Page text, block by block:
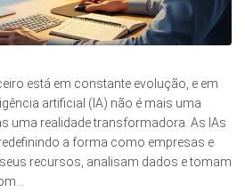
está em constante evolução, e em
artificial (IA) não é mais uma
uma realidade transformadora. As IAs
a forma como empresas e
recursos, analisam dados e tomam